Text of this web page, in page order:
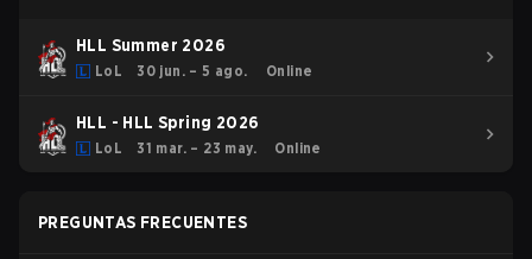
HLL Summer 2026
LoL 30 jun. – 5 ago. Online
HLL - HLL Spring 2026
LoL 31 mar. – 23 may. Online
PREGUNTAS FRECUENTES